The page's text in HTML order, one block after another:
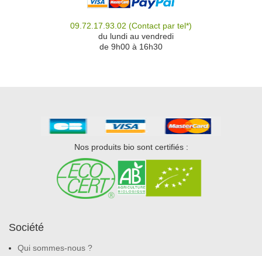
09.72.17.93.02 (Contact par tel*)
du lundi au vendredi
de 9h00 à 16h30
Nos produits bio sont certifiés :
Société
Qui sommes-nous ?